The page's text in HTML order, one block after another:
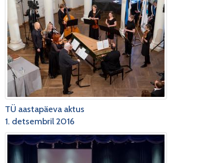
TÜ aastapäeva aktus
1. detsembril 2016